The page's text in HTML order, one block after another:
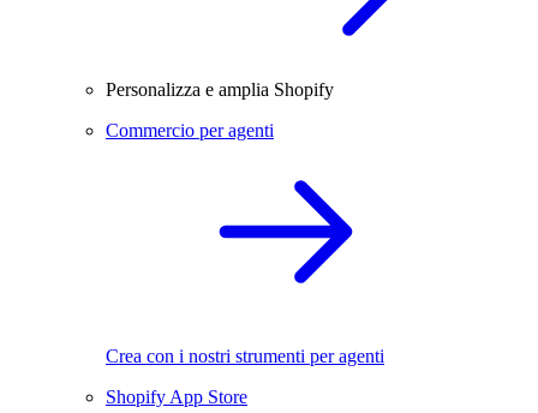
Personalizza e amplia Shopify
Commercio per agenti
Crea con i nostri strumenti per agenti
Shopify App Store